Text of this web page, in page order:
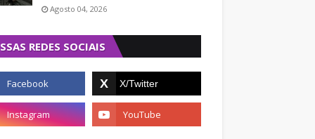
Agosto 04, 2026
REDES SOCIAIS